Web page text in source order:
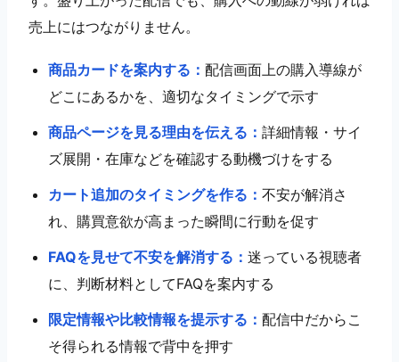
売上にはつながりません。
商品カードを案内する：配信画面上の購入導線が
どこにあるかを、適切なタイミングで示す
商品ページを見る理由を伝える：詳細情報・サイ
ズ展開・在庫などを確認する動機づけをする
カート追加のタイミングを作る：不安が解消さ
れ、購買意欲が高まった瞬間に行動を促す
FAQを見せて不安を解消する：迷っている視聴者
に、判断材料としてFAQを案内する
限定情報や比較情報を提示する：配信中だからこ
そ得られる情報で背中を押す